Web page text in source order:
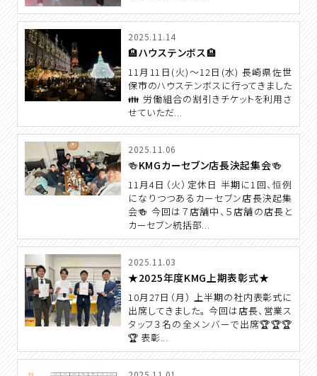
2025.11.14
🏨ハウステンボス🏨
11月11日(火)～12日(水) 長崎県佐世
保市のハウステンボスに行ってきました
👪 労働組合の割引きチケットを利用さ
せていただ...
2025.11.06
🍻KMGカーセブン店長決起集会🍻
11月4日（火）定休日 半期に1回、恒例
になりつつあるカーセブン店長決起集
会🍻 今回は７店舗中、５店舗の店長と
カーセブン統括部...
2025.11.03
★2025年度KMG上期表彰式★
10月27日（月） 上半期の社内表彰式に
出席してきました。 今回は店長、営業ス
タッフ３名の全メンバーで出席🏆🏆🏆
🏆 表彰...